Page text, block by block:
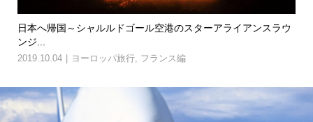
日本へ帰国～シャルルドゴール空港のスターアライアンスラウ
ンジ...
2019.10.04 ヨーロッパ旅行, フランス編